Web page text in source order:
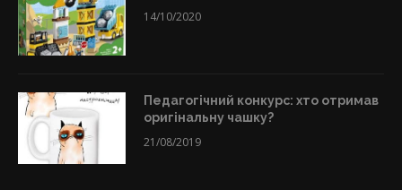
14/10/2020
Педагогічний конкурс: хто отримав
оригінальну чашку?
21/08/2019